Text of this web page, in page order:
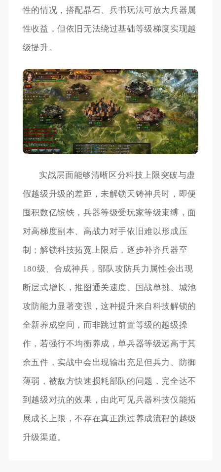
性的情况，搭配晶石、兵书玩法可放大兵器属
性收益，但依旧无法绕过基础等级梯度实现越
级提升。
实战层面能够清晰区分科技上限突破与虚
假越级升级的差距，未解锁天铸神兵时，即便
囤积数亿镔铁，兵器等级受玩家等级束缚，面
对高梯度副本、高战力对手依旧难以形成压
制；解锁科技拓宽上限后，逐步补齐兵器至
180级、合成神兵，部队攻防兵力属性会出现
断层式增长，推图通关速度、国战单挑、城池
攻防能力显著变强，这种提升来自科技解锁的
全新养成空间，而非跳过前置等级的越级操
作，若强行不均衡养成，单兵器等级远高于其
余五件，实战中会出现输出充足但兵力、防御
薄弱，被敌方快速损耗部队的问题，完全达不
到越级对抗的效果，由此可见兵器科技仅能拓
展成长上限，不存在真正跳过养成流程的越级
升级渠道。